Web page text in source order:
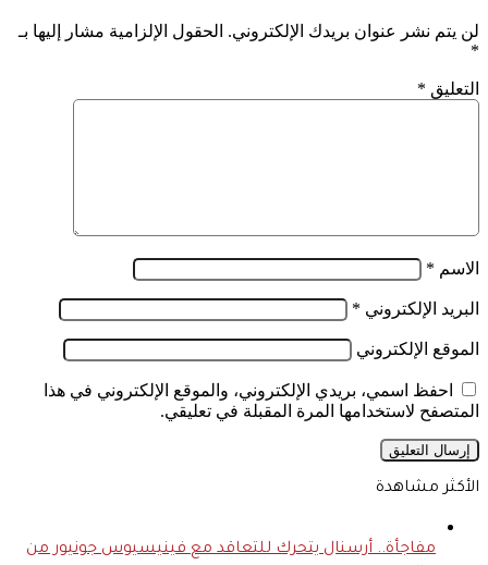
لن يتم نشر عنوان بريدك الإلكتروني. الحقول الإلزامية مشار إليها بـ
*
التعليق *
الاسم *
البريد الإلكتروني *
الموقع الإلكتروني
احفظ اسمي، بريدي الإلكتروني، والموقع الإلكتروني في هذا
المتصفح لاستخدامها المرة المقبلة في تعليقي.
الأكثر مشاهدة
مفاجأة.. أرسنال يتحرك للتعاقد مع فينيسيوس جونيور من